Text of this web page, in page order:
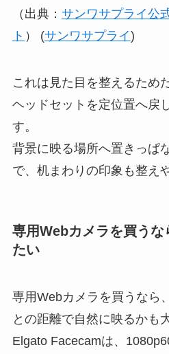
（出典： サンワサプライ公
ト ） (サンワサプライ)
これは見た目を整えるため
ヘッドセットを定位置へ戻
す。
背景に映る場所へ置きっぱ
で、机まわりの印象も整え
専用Webカメラを買う
たい
専用Webカメラを買うなら
との距離で自然に映るかも
Elgato Facecamは、